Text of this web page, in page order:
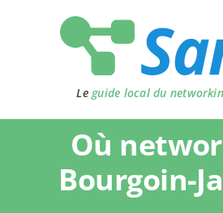
Le guide local du
Où
Bourgoin-